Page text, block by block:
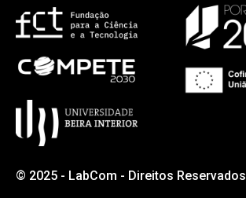
© 2025 - LabCom - Direitos Reservados